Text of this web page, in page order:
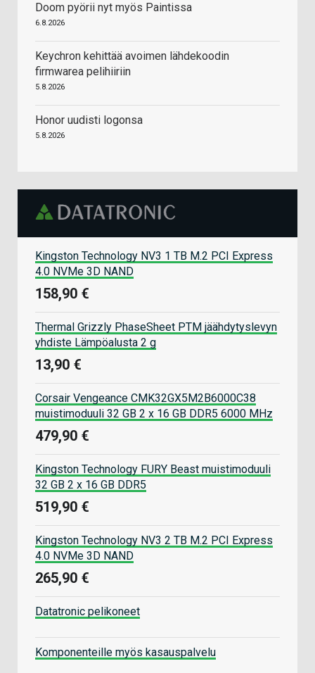
Doom pyörii nyt myös Paintissa
6.8.2026
Keychron kehittää avoimen lähdekoodin
firmwarea pelihiiriin
5.8.2026
Honor uudisti logonsa
5.8.2026
Kingston Technology NV3 1 TB M.2 PCI Express
4.0 NVMe 3D NAND
158,90 €
Thermal Grizzly PhaseSheet PTM jäähdytyslevyn
yhdiste Lämpöalusta 2 g
13,90 €
Corsair Vengeance CMK32GX5M2B6000C38
muistimoduuli 32 GB 2 x 16 GB DDR5 6000 MHz
479,90 €
Kingston Technology FURY Beast muistimoduuli
32 GB 2 x 16 GB DDR5
519,90 €
Kingston Technology NV3 2 TB M.2 PCI Express
4.0 NVMe 3D NAND
265,90 €
Datatronic pelikoneet
Komponenteille myös kasauspalvelu